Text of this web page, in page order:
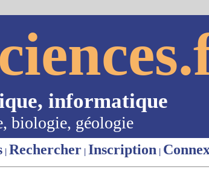
informatique
biologie, géologie
| Rechercher | Inscription |